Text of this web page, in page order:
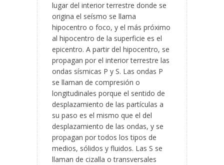
lugar del interior terrestre donde se
origina el seísmo se llama
hipocentro o foco, y el más próximo
al hipocentro de la superficie es el
epicentro. A partir del hipocentro, se
propagan por el interior terrestre las
ondas sísmicas P y S. Las ondas P
se llaman de compresión o
longitudinales porque el sentido de
desplazamiento de las partículas a
su paso es el mismo que el del
desplazamiento de las ondas, y se
propagan por todos los tipos de
medios, sólidos y fluidos. Las S se
llaman de cizalla o transversales